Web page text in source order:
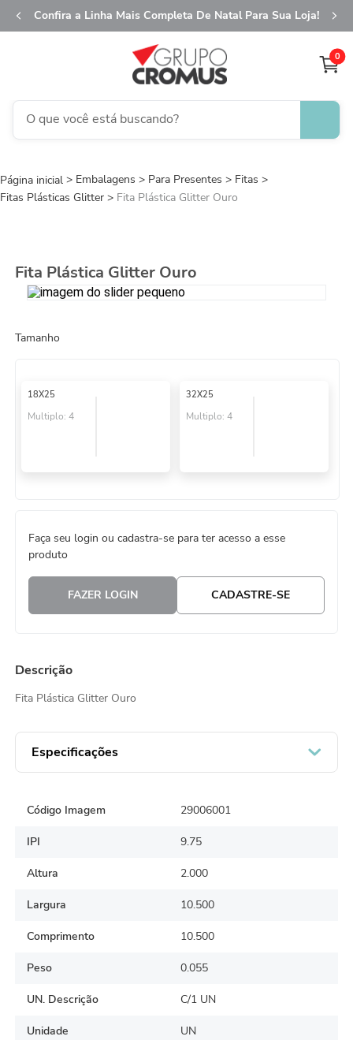
Confira a Linha Mais Completa De Natal Para Sua Loja!
0
O que você está buscando?
Embalagens Para Presentes
Fitas
Fitas Plásticas Glitter
Fita Plástica Glitter Ouro
Fita Plástica Glitter Ouro
Tamanho
18X25
Multiplo:4
32X25
Multiplo: 4
Faça seu login ou cadastra-se para ter acesso a esse
produto
FAZER LOGIN CADASTRE-SE
Descrição
Fita Plástica Glitter Ouro
Especificações
Código Imagem 29006001
IPI 9.75
Altura 2.000
Largura 10.500
Comprimento 10.500
Peso 0.055
UN. Descrição C/1 UN
Unidade UN
1º
fita aramada
5º
º
urso